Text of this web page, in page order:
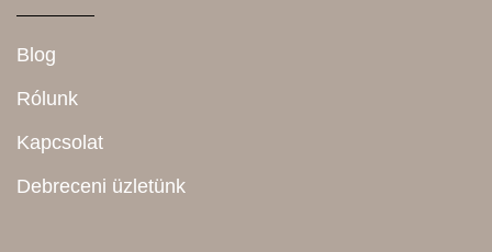
Blog
Rólunk
Kapcsolat
Debreceni üzletünk